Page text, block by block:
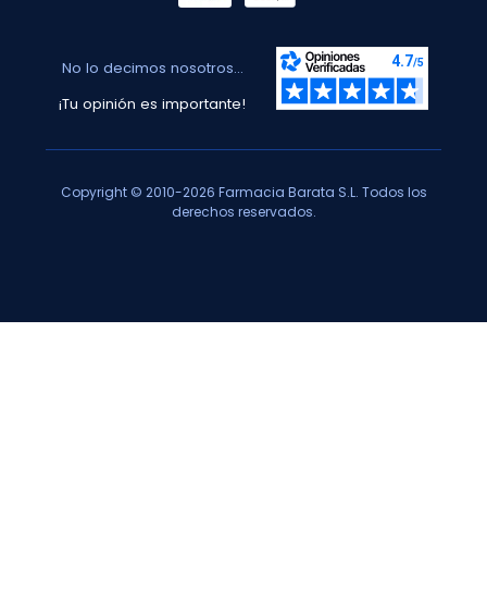
No lo decimos nosotros...
¡Tu opinión es importante!
Copyright © 2010-2026 Farmacia Barata S.L. Todos los
derechos reservados.